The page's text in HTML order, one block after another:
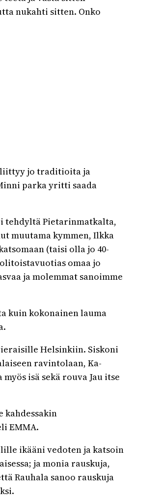
nukahti sitten. Onko
liittyy jo traditioita ja
parka yritti saada
tehdyltä Pietarinmatkalta,
muutama kymmen, Ilkka
(taisi olla jo 40-
omaa jo
ja molemmat sanoimme
kuin kokonainen lauma
Helsinkiin. Siskoni
ravintolaan, Ka-
isä sekä rouva Jau itse
kahdessakin
EMMA.
ikääni vedoten ja katsoin
ja monia rauskuja,
Rauhala sanoo rauskuja